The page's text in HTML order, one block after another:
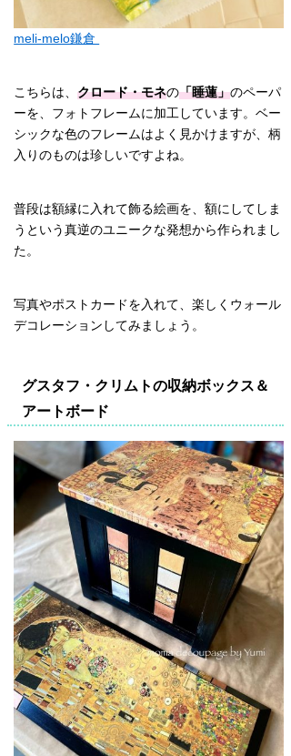
meli-melo鎌倉
こちらは、クロード・モネの「睡蓮」のペーパ
ーを、フォトフレームに加工しています。ベー
シックな色のフレームはよく見かけますが、柄
入りのものは珍しいですよね。
普段は額縁に入れて飾る絵画を、額にしてしま
うという真逆のユニークな発想から作られまし
た。
写真やポストカードを入れて、楽しくウォール
デコレーションしてみましょう。
グスタフ・クリムトの収納ボックス＆
アートボード